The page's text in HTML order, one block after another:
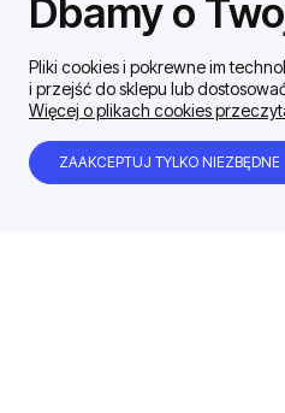
Dbamy o
Pliki cookies i pokrewne im
i przejść do sklepu lub
Więcej o plikach cookies
ZAAKCEPTUJ TYLKO NIEZBĘDNE